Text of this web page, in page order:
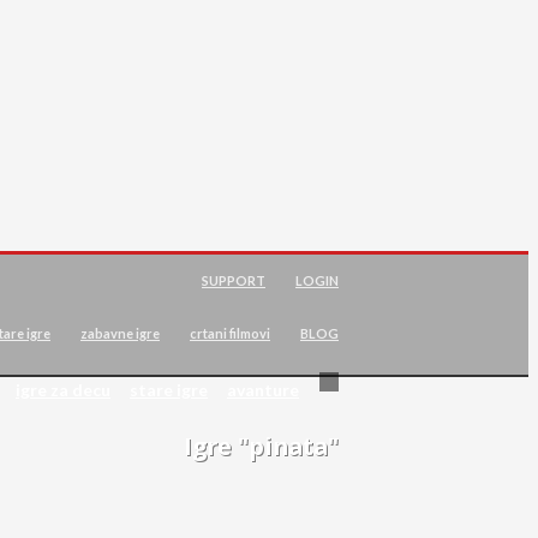
LOGIN
SUPPORT
igre zabavne igre crtani filmovi BLOG
Igre "pinata"